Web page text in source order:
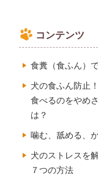
コンテンツ
食糞（食ふん）
犬の食ふん防止
食べるのをやめ
は？
噛む、舐める、
犬のストレスを
７つの方法